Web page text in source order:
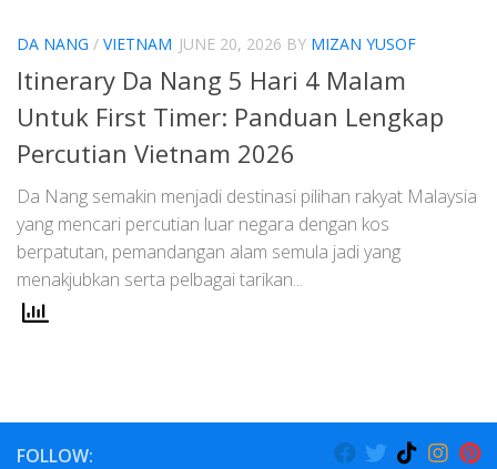
DA NANG / VIETNAM JUNE 20, 2026 BY MIZAN YUSOF
Itinerary Da Nang 5 Hari 4 Malam
Untuk First Timer: Panduan Lengkap
Percutian Vietnam 2026
Da Nang semakin menjadi destinasi pilihan rakyat Malaysia
yang mencari percutian luar negara dengan kos
berpatutan, pemandangan alam semula jadi yang
menakjubkan serta pelbagai tarikan...
FOLLOW: